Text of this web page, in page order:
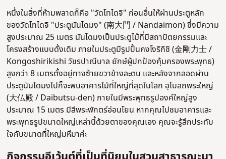
หนึ่งในสิ่งที่ห้ามพลาดก็คือ "วัดโทไดจิ" ก่อนอื่นให้ผ่านประตูหลัก
ของวัดโทไดจิ "ประตูนันไดมง" (南大門 / Nandaimon) ซึ่งมีความ
สูงประมาณ 25 เมตร นันไดมงเป็นประตูไม้ที่มีสถาปัตยกรรมและ
โครงสร้างแบบดั้งเดิม ภายในประตูมีรูปปั้นคงโงริกิชิ (金剛力士 /
Kongoshirikishi วัชรปาณีบาล ยักษ์ผู้ปกป้องคุ้มครองพระพุทธ)
สูงกว่า 8 เมตรตั้งอยู่ทางซ้ายขวาข้างละตน และหลังจากลอดผ่าน
ประตูนันไดมงไปก็จะพบอาคารไม้ที่ใหญ่ที่สุดในโลก อุโบสถพระใหญ่
(大仏殿 / Daibutsu-den) ภายในมีพระพุทธรูปองค์ใหญ่สูง
ประมาณ 15 เมตร มีสีพระพักตร์อ่อนโยน หากคุณไปชมอาคารและ
พระพุทธรูปขนาดใหญ่เหล่านี้ด้วยตาของคุณเอง คุณจะรู้สึกประทับ
ใจกับขนาดที่ใหญ่มหึมาค่ะ